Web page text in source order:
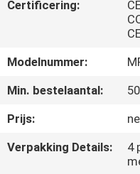
NEEM
CONTACT
Certificering:
Modelnummer:
Min. bestelaantal:
Prijs:
Verpakking Details:
4